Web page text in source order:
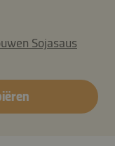
Sojasaus